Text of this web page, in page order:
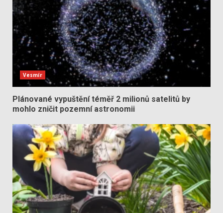
Vesmír
Plánované vypuštění téměř 2 milionů satelitů by
mohlo zničit pozemní astronomii